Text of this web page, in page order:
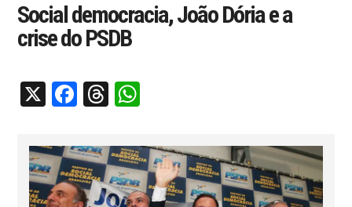
Social democracia, João Dória e a
crise do PSDB
X Facebook
Threads